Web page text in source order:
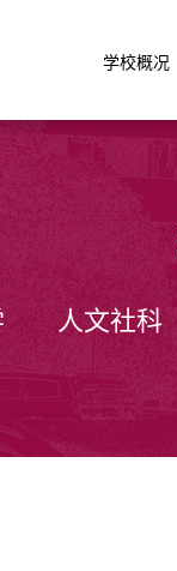
学校概况
人文社科